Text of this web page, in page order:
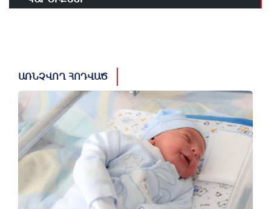
ԱՌՆՉՎՈՂ ՀՈԴՎԱԾ